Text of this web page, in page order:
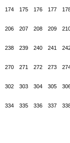
174 175 176 177
206 207 208 209
238 239 240 241
270 271 272 273
302 303 304 305
334 335 336 337